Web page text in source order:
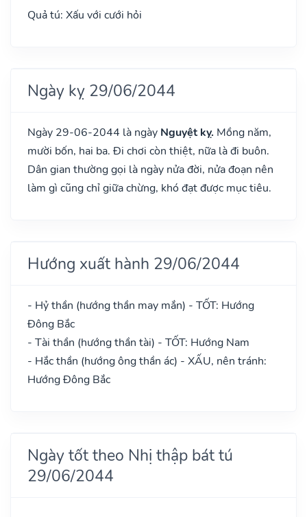
Quả tú: Xấu với cưới hỏi
Ngày kỵ 29/06/2044
Ngày 29-06-2044 là ngày Nguyệt kỵ. Mồng năm,
mười bốn, hai ba. Đi chơi còn thiệt, nữa là đi buôn.
Dân gian thường gọi là ngày nửa đời, nửa đoạn nên
làm gì cũng chỉ giữa chừng, khó đạt được mục tiêu.
Hướng xuất hành 29/06/2044
- Hỷ thần (hướng thần may mắn) - TỐT: Hướng
Đông Bắc
- Tài thần (hướng thần tài) - TỐT: Hướng Nam
- Hắc thần (hướng ông thần ác) - XẤU, nên tránh:
Hướng Đông Bắc
Ngày tốt theo Nhị thập bát tú
29/06/2044